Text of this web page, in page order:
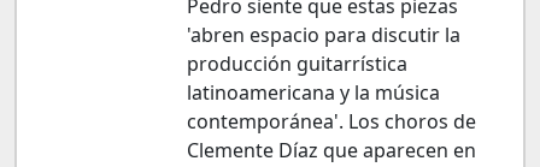
Pedro siente que estas piezas
'abren espacio para discutir la
producción guitarrística
latinoamericana y la música
contemporánea'. Los choros de
Clemente Díaz que aparecen en